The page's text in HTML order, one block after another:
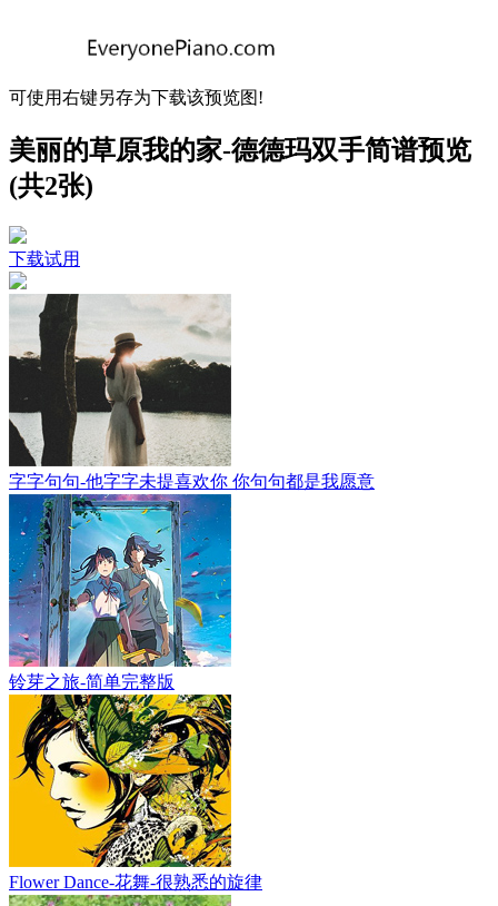
可使用右键另存为下载该预览图!
美丽的草原我的家-德德玛双手简谱预览
(共2张)
下载试用
字字句句-他字字未提喜欢你 你句句都是我愿意
铃芽之旅-简单完整版
Flower Dance-花舞-很熟悉的旋律